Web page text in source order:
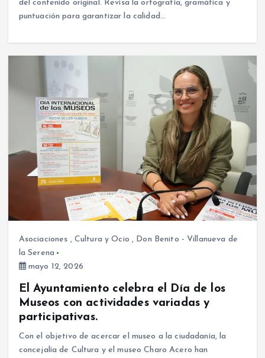
del contenido original. Revisa la ortografía, gramática y
puntuación para garantizar la calidad…
Asociaciones , Cultura y Ocio , Don Benito - Villanueva de
la Serena
mayo 12, 2026
El Ayuntamiento celebra el Día de los
Museos con actividades variadas y
participativas.
Con el objetivo de acercar el museo a la ciudadanía, la
concejalía de Cultura y el museo Charo Acero han